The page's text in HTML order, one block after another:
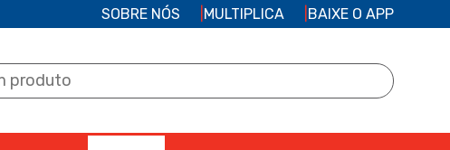
SOBRE NÓS MULTIPLICA BAIXE O APP